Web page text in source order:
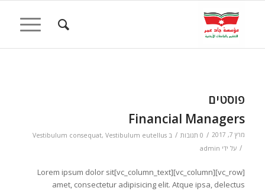
פוסטים
Financial Managers
מרץ 7, 2017 / 0 תגובות / ב Vestibulum consequat,Vestibulum eutellus
/ על ידי admin
[vc_row][vc_column][vc_column_text]Lorem ipsum dolor sit
amet, consectetur adipisicing elit. Atque ipsa, delectus